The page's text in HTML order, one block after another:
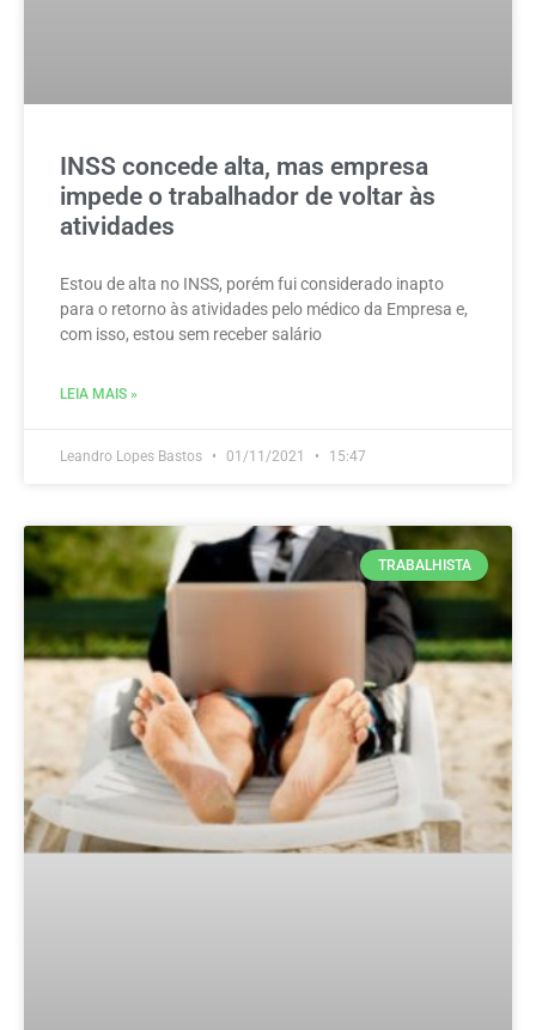
INSS concede alta, mas empresa
impede o trabalhador de voltar às
atividades
Estou de alta no INSS, porém fui considerado inapto
para o retorno às atividades pelo médico da Empresa e,
com isso, estou sem receber salário
LEIA MAIS »
Leandro Lopes Bastos 01/11/2021 15:47
TRABALHISTA